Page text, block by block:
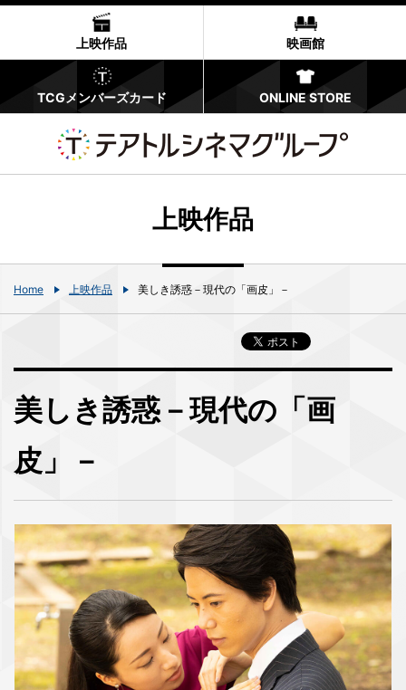
上映作品 映画館
TCGメンバーズカード ONLINE STORE
上映作品
Home 上映作品 美しき誘惑－現代の「画皮」－
美しき誘惑－現代の「画
皮」－